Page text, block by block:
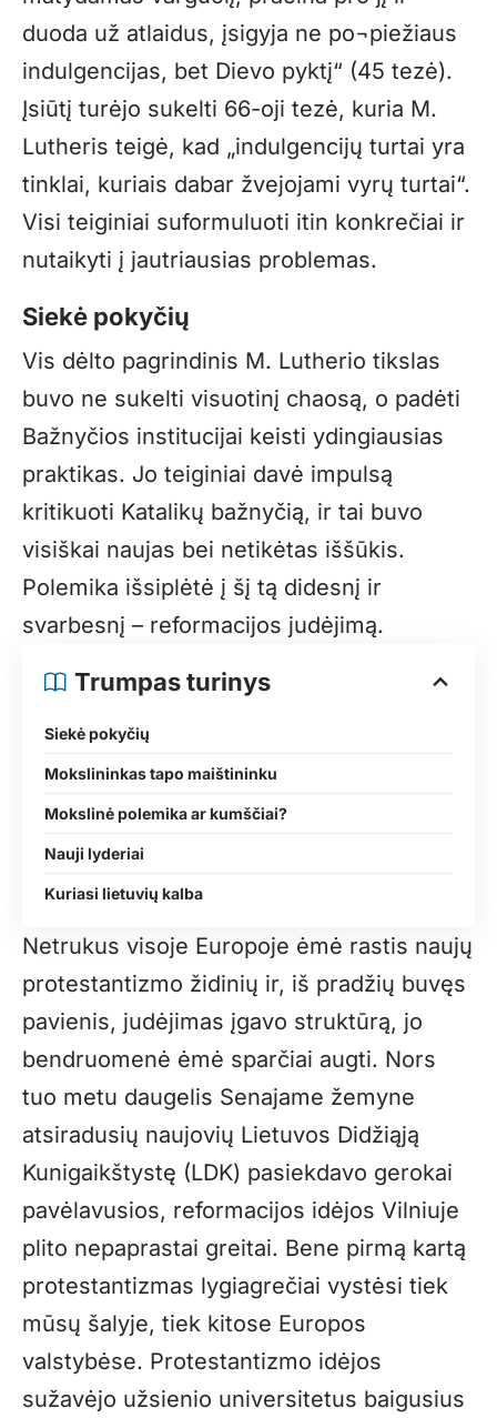
duoda už atlaidus, įsigyja ne po¬piežiaus
indulgencijas, bet Dievo pyktį“ (45 tezė).
Įsiūtį turėjo sukelti 66-oji tezė, kuria M.
Lutheris teigė, kad „indulgencijų turtai yra
tinklai, kuriais dabar žvejojami vyrų turtai“.
Visi teiginiai suformuluoti itin konkrečiai ir
nutaikyti į jautriausias problemas.
Siekė pokyčių
Vis dėlto pagrindinis M. Lutherio tikslas
buvo ne sukelti visuotinį chaosą, o padėti
Bažnyčios institucijai keisti ydingiausias
praktikas. Jo teiginiai davė impulsą
kritikuoti Katalikų bažnyčią, ir tai buvo
visiškai naujas bei netikėtas iššūkis.
Polemika išsiplėtė į šį tą didesnį ir
svarbesnį – reformacijos judėjimą.
Trumpas turinys
Siekė pokyčių
Mokslininkas tapo maištininku
Mokslinė polemika ar kumščiai?
Nauji lyderiai
Kuriasi lietuvių kalba
Netrukus visoje Europoje ėmė rastis naujų
protestantizmo židinių ir, iš pradžių buvęs
pavienis, judėjimas įgavo struktūrą, jo
bendruomenė ėmė sparčiai augti. Nors
tuo metu daugelis Senajame žemyne
atsiradusių naujovių Lietuvos Didžiąją
Kunigaikštystę (LDK) pasiekdavo gerokai
pavėlavusios, reformacijos idėjos Vilniuje
plito nepaprastai greitai. Bene pirmą kartą
protestantizmas lygiagrečiai vystėsi tiek
mūsų šalyje, tiek kitose Europos
valstybėse. Protestantizmo idėjos
sužavėjo užsienio universitetus baigusius